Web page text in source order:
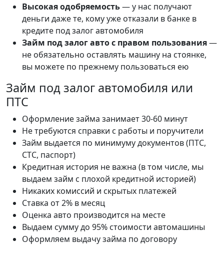
Высокая одобряемость— у нас получают
деньги даже те, кому уже отказали в банке в
кредите под залог автомобиля
Займ под залог авто с правом пользования—
не обязательно оставлять машину на стоянке,
вы можете по прежнему пользоваться ею
Займ под залог автомобиля или
ПТС
Оформление займа занимает 30-60 минут
Не требуются справки с работы и поручители
Займ выдается по минимуму документов (ПТС,
СТС, паспорт)
Кредитная история не важна (в том числе, мы
выдаем займ с плохой кредитной историей)
Никаких комиссий и скрытых платежей
Ставка от 2% в месяц
Оценка авто производится на месте
Выдаем сумму до 95% стоимости автомашины
Оформляем выдачу займа по договору